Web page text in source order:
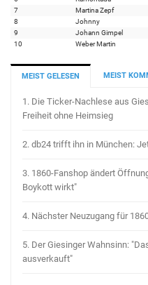
7
Martina Zepf
8
Johnny
9
Johann Gimpel
10
Weber Martin
MEIST GELESEN MEIST
1. Die Ticker-Nachlese aus
Freiheit ohne Heimsieg
2. db24 trifft ihn in München:
3. 1860-Fanshop ändert
Boykott wirkt"
4. Nächster Neuzugang für
5. Der Giesinger Wahnsinn:
ausverkauft"